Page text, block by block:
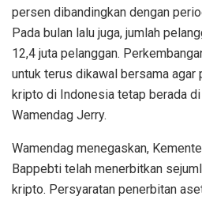
persen dibandingkan dengan
Pada bulan lalu juga, jumlah
12,4 juta pelanggan.
untuk terus dikawal bersama
kripto di Indonesia tetap berada di
Wamendag Jerry.
Wamendag menegaskan,
Bappebti telah menerbitkan
kripto. Persyaratan penerbitan